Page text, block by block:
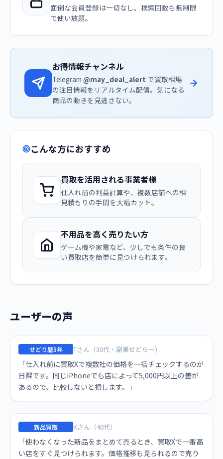
面倒な会員登録は一切なし。検索回数も無制限
で使い放題。
お得情報チャンネル
Telegram @may_deal_alert で買取相場
の注目情報をリアルタイム配信。気になる
商品の動きを見逃さない。
こんな方におすすめ
買取を活用される事業者様
仕入れ前の利益計算や、複数店舗への相
見積もりの手間を大幅カット。
不用品を高く売りたい方
ゲーム機や家電など、少しでも条件の良
い買取店を簡単に見つけられます。
ユーザーの声
せどり歴5年 Tさん（30代・副業せどらー）
「仕入れ前に買取Xで複数社の価格を一括チェックするのが
日課です。同じiPhoneでも店によって5,000円以上の差が
あるので、比較しないと損します。」
新品買取 Kさん（40代）
「使わなくなった新品をまとめて売るとき、買取Xで一番高
い店をすぐ見つけられます。価格推移も見られるので売り